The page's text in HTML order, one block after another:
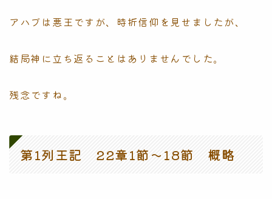
アハブは悪王ですが、時折信仰を見せましたが、
結局神に立ち返ることはありませんでした。
残念ですね。
第1列王記 22章1節〜18節 概略